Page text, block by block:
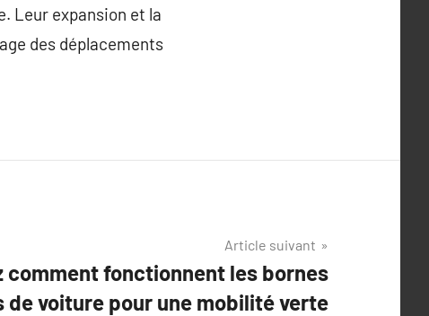
Leur expansion et la
des déplacements
Article suivant
comment fonctionnent les bornes
de voiture pour une mobilité verte